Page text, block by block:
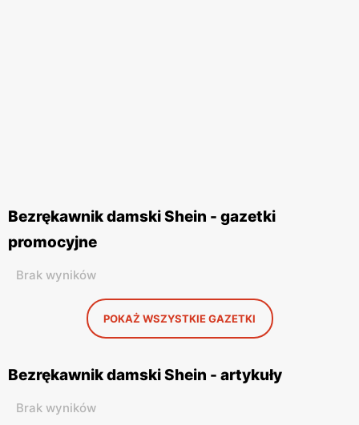
Bezrękawnik damski Shein - gazetki
promocyjne
Brak wyników
POKAŻ WSZYSTKIE GAZETKI
Bezrękawnik damski Shein - artykuły
Brak wyników